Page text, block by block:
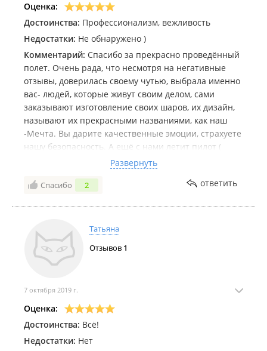
Оценка:
Достоинства: Профессионализм, вежливость
Недостатки: Не обнаружено )
Комментарий: Спасибо за прекрасно проведённый
полет. Очень рада, что несмотря на негативные
отзывы, доверилась своему чутью, выбрала именно
вас- людей, которые живут своим делом, сами
заказывают изготовление своих шаров, их дизайн,
называют их прекрасными названиями, как наш
-Мечта. Вы дарите качественные эмоции, страхуете
нашу безопасность. А ещё с нами летит пилот (
забыла правильно название профессии...)
международного уровня Денис, с которым не
страшно и интересно: чего стоит только пролететь
видео снимает ))) А видеоролик в конце- это просто
восторг. В общем, оставила свои восторженные
отзывы в Инстаграм, Вац ап, где только могла.
Желаю вам впереди миллион полетов с
как мы) клиентами, ну и немножко подняла вашу
конкурентоспособность, надеюсь ))) Ещё раз
Спасибо за такую память на всю жизнь 🙏🏻
Развернуть
Спасибо 2 ответить
Татьяна
Отзывов 1
7 октября 2019 г.
Оценка:
Достоинства: Всё!
Недостатки: Нет